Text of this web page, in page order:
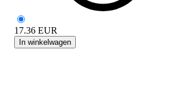
17.36 EUR
In winkelwagen